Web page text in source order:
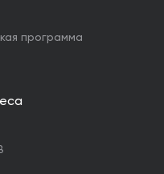
программа